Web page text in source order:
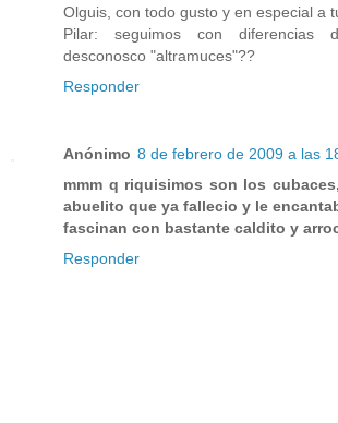
Olguis, con todo gusto y en especial a
Pilar: seguimos con diferencias
desconosco "altramuces"??
Responder
Anónimo 8 de febrero de 2009 a las
mmm q riquisimos son los
abuelito que ya fallecio y le
fascinan con bastante caldito y
Responder